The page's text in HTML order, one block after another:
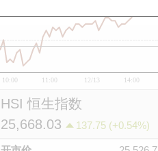
10:00 11:00 12/13 14:00
HSI 恒生指数
25,668.03
137.75 (+0.54%)